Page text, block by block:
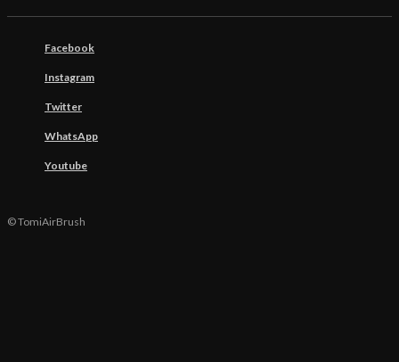
Facebook
Instagram
Twitter
WhatsApp
Youtube
© TomiAirBrush